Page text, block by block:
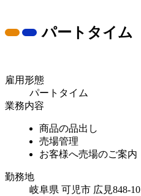
パートタイム
雇用形態
パートタイム
業務内容
商品の品出し
売場管理
お客様へ売場のご案内
勤務地
岐阜県 可児市 広見848-10